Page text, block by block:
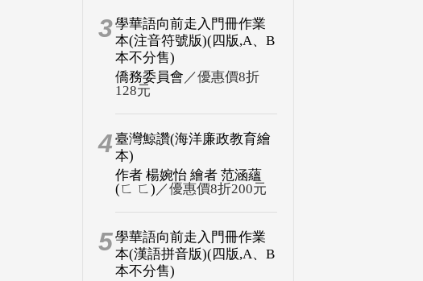
3學華語向前走入門冊作業
本(注音符號版)(四版,A、B
本不分售)
僑務委員會 ／優惠價8折
128元
4 臺灣鯨讚(海洋廉政教育繪
本)
作者 楊婉怡 繪者 范涵蘊
(ㄈ ㄈ) ／優惠價8折200元
5學華語向前走入門冊作業
本(漢語拼音版)(四版,A、B
本不分售)